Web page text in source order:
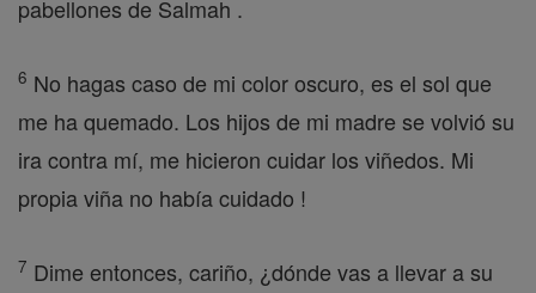
pabellones de Salmah .
6 No hagas caso de mi color oscuro, es el sol que
me ha quemado. Los hijos de mi madre se volvió su
ira contra mí, me hicieron cuidar los viñedos. Mi
propia viña no había cuidado !
7 Dime entonces, cariño, ¿dónde vas a llevar a su